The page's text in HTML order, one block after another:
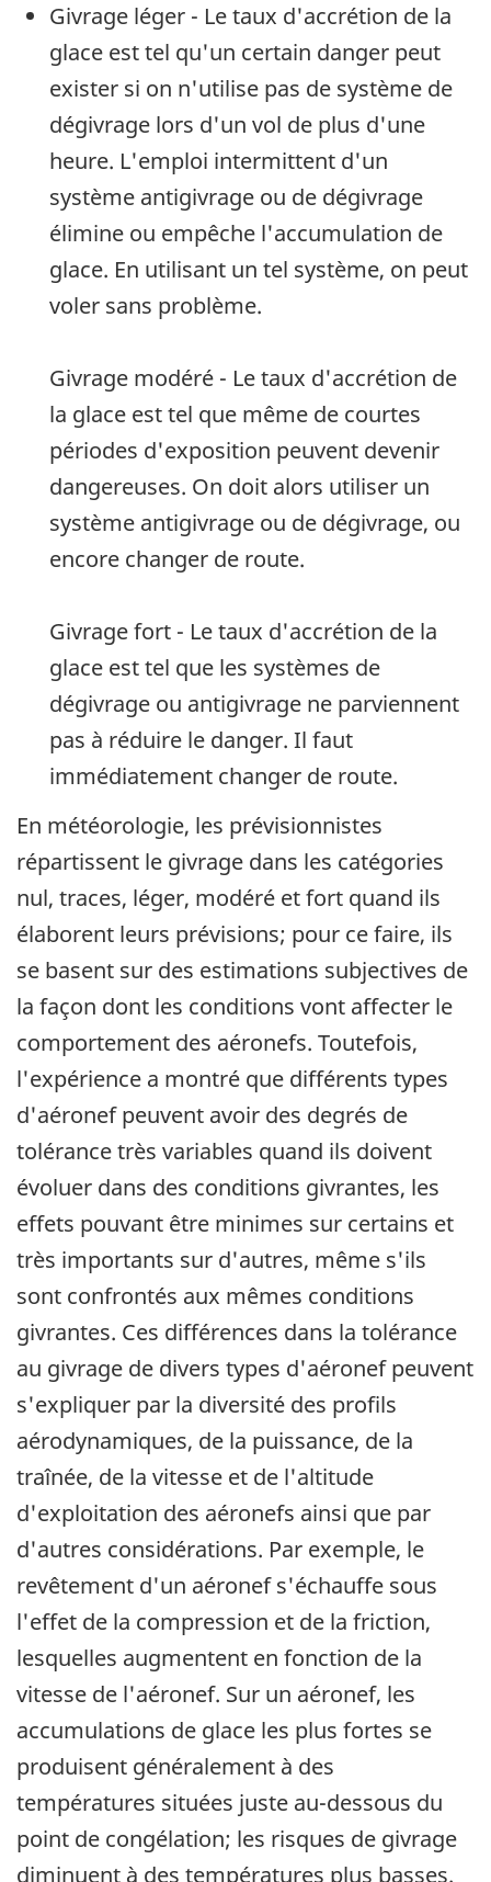
Givrage léger - Le taux d'accrétion de la
glace est tel qu'un certain danger peut
exister si on n'utilise pas de système de
dégivrage lors d'un vol de plus d'une
heure. L'emploi intermittent d'un
système antigivrage ou de dégivrage
élimine ou empêche l'accumulation de
glace. En utilisant un tel système, on peut
voler sans problème.
Givrage modéré - Le taux d'accrétion de
la glace est tel que même de courtes
périodes d'exposition peuvent devenir
dangereuses. On doit alors utiliser un
système antigivrage ou de dégivrage, ou
encore changer de route.
Givrage fort - Le taux d'accrétion de la
glace est tel que les systèmes de
dégivrage ou antigivrage ne parviennent
pas à réduire le danger. Il faut
immédiatement changer de route.
En météorologie, les prévisionnistes
répartissent le givrage dans les catégories
nul, traces, léger, modéré et fort quand ils
élaborent leurs prévisions; pour ce faire, ils
se basent sur des estimations subjectives de
la façon dont les conditions vont affecter le
comportement des aéronefs. Toutefois,
l'expérience a montré que différents types
d'aéronef peuvent avoir des degrés de
tolérance très variables quand ils doivent
évoluer dans des conditions givrantes, les
effets pouvant être minimes sur certains et
très importants sur d'autres, même s'ils
sont confrontés aux mêmes conditions
givrantes. Ces différences dans la tolérance
au givrage de divers types d'aéronef peuvent
s'expliquer par la diversité des profils
aérodynamiques, de la puissance, de la
traînée, de la vitesse et de l'altitude
d'exploitation des aéronefs ainsi que par
d'autres considérations. Par exemple, le
revêtement d'un aéronef s'échauffe sous
l'effet de la compression et de la friction,
lesquelles augmentent en fonction de la
vitesse de l'aéronef. Sur un aéronef, les
accumulations de glace les plus fortes se
produisent généralement à des
températures situées juste au-dessous du
point de congélation; les risques de givrage
diminuent à des températures plus basses.